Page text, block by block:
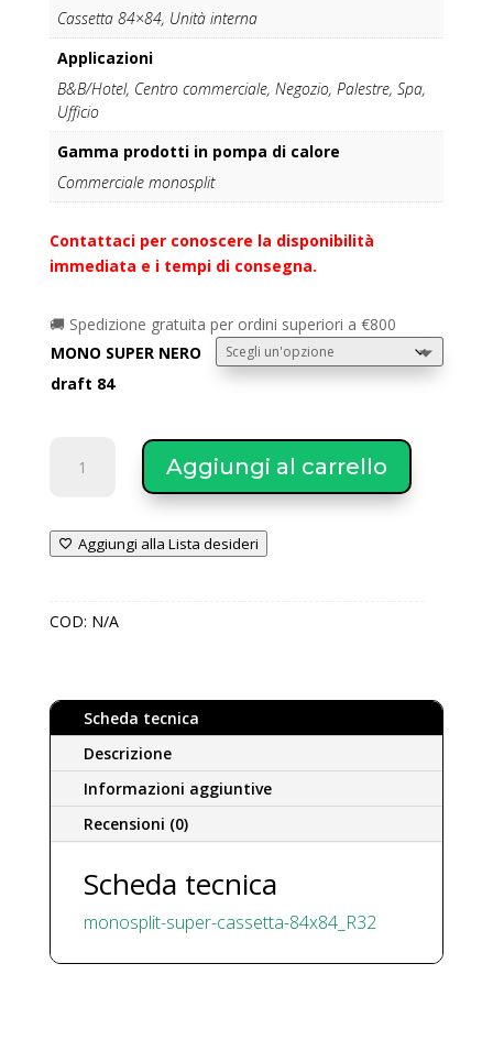
Cassetta 84×84, Unità interna
Applicazioni
B&B/Hotel, Centro commerciale, Negozio, Palestre, Spa,
Ufficio
Gamma prodotti in pompa di calore
Commerciale monosplit
Contattaci per conoscere la disponibilità
immediata e i tempi di consegna.
🚚 Spedizione gratuita per ordini superiori a €800
MONO SUPER NERO
draft 84
Climatizzatore
modello
cassetta
interna
100~140
VH
pannello
antidraft
PSAE-
quantità
Aggiungi al carrello
Aggiungi alla Lista desideri
COD: N/A
Scheda tecnica
Descrizione
Informazioni aggiuntive
Recensioni (0)
Scheda tecnica
monosplit-super-cassetta-84x84_R32